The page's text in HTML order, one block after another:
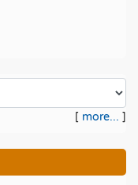
[ more... ]